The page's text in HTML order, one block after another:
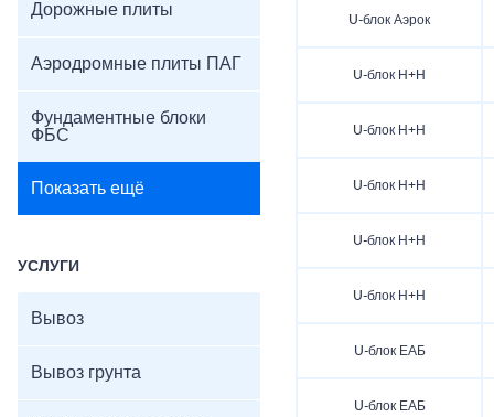
Дорожные плиты
Аэродромные плиты ПАГ
Фундаментные блоки
ФБС
Показать ещё
УСЛУГИ
Вывоз
Вывоз грунта
U-блок Аэрок
U-блок Н+Н
U-блок Н+Н
U-блок Н+Н
U-блок Н+Н
U-блок Н+Н
U-блок ЕАБ
U-блок ЕАБ